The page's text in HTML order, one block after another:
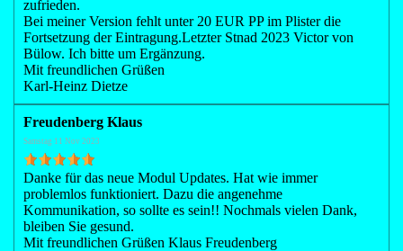
zufrieden.
Bei meiner Version fehlt unter 20 EUR PP im Plister die
Fortsetzung der Eintragung.Letzter Stnad 2023 Victor von
Bülow. Ich bitte um Ergänzung.
Mit freundlichen Grüßen
Karl-Heinz Dietze
Freudenberg Klaus
Samstag 11 Nov 2023
Danke für das neue Modul Updates. Hat wie immer
problemlos funktioniert. Dazu die angenehme
Kommunikation, so sollte es sein!! Nochmals vielen Dank,
bleiben Sie gesund.
Mit freundlichen Grüßen Klaus Freudenberg